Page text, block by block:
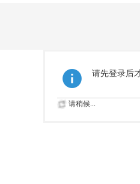
请先登录后
请稍候...